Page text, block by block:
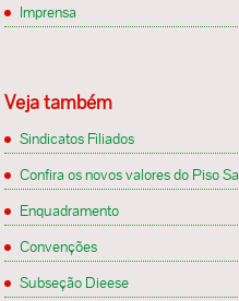
Imprensa
Veja também
Sindicatos Filiados
Confira os novos valores do Piso
Enquadramento
Convenções
Subseção Dieese